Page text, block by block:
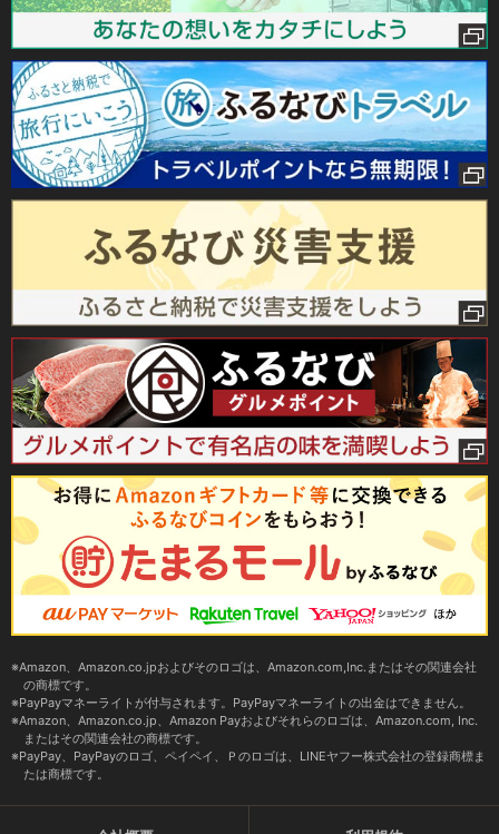
Amazon、Amazon.co.jpおよびそのロゴは、Amazon.com,Inc.またはその関連会社
の商標です。
PayPayマネーライトが付与されます。PayPayマネーライトの出金はできません。
Amazon、Amazon.co.jp、Amazon Payおよびそれらのロゴは、Amazon.com, Inc.
またはその関連会社の商標です。
PayPay、PayPayのロゴ、ペイペイ、Ｐのロゴは、LINEヤフー株式会社の登録商標ま
たは商標です。